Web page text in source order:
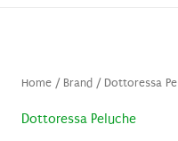
Home/ Brand / Dottoressa
Dottoressa Peluche